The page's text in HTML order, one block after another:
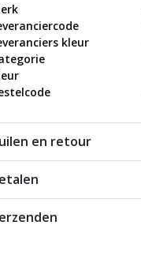
kleur
en retour